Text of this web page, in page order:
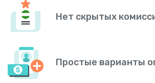
Нет скрытых
Простые варианты